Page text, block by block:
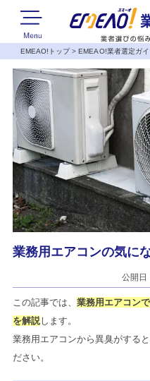
EMEAO!トップ>EMEAO!業者選定ガイ
業務用エアコンの気に
公開
この記事では、業務用エアコン
を解説します。
業務用エアコンから異臭がする
ださい。